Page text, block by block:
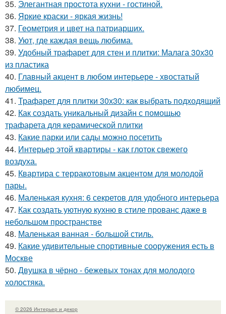
35. Элегантная простота кухни - гостиной.
36. Яркие краски - яркая жизнь!
37. Геометрия и цвет на патриарших.
38. Уют, где каждая вещь любима.
39. Удобный трафарет для стен и плитки: Малага 30х30
из пластика
40. Главный акцент в любом интерьере - хвостатый
любимец.
41. Трафарет для плитки 30х30: как выбрать подходящий
42. Как создать уникальный дизайн с помощью
трафарета для керамической плитки
43. Какие парки или сады можно посетить
44. Интерьер этой квартиры - как глоток свежего
воздуха.
45. Квартира с терракотовым акцентом для молодой
пары.
46. Маленькая кухня: 6 секретов для удобного интерьера
47. Как создать уютную кухню в стиле прованс даже в
небольшом пространстве
48. Маленькая ванная - большой стиль.
49. Какие удивительные спортивные сооружения есть в
Москве
50. Двушка в чёрно - бежевых тонах для молодого
холостяка.
© 2026 Интерьер и декор